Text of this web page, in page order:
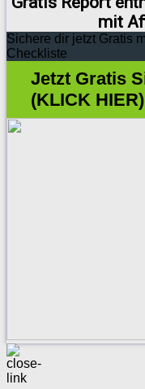
mit
Sichere dir jetzt Gratis
Checkliste
Jetzt Gratis
(KLICK HIER)